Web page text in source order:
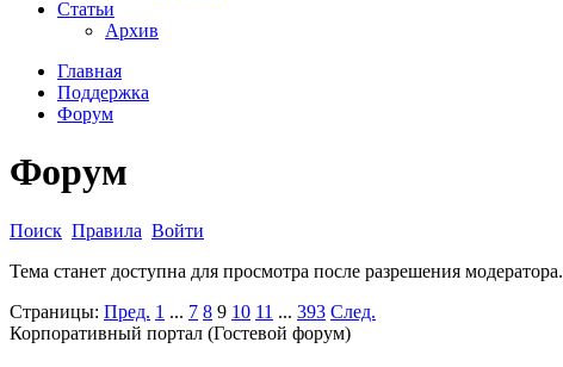
Статьи
Архив
Главная
Поддержка
Форум
Форум
Поиск Правила Войти
Тема станет доступна для просмотра после разрешения модератора.
Страницы: Пред. 1 ... 7 8 9 10 11 ... 393 След.
Корпоративный портал (Гостевой форум)